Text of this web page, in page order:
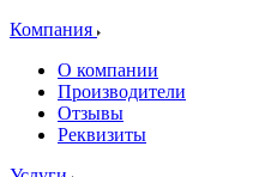
Компания
О компании
Производители
Отзывы
Реквизиты